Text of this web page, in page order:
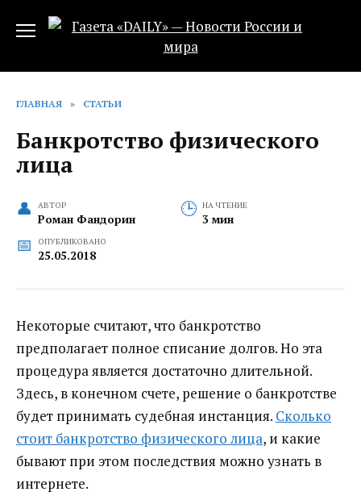
ГЛАВНАЯ » СТАТЬИ
Банкротство физического
лица
АВТОР
Роман Фандорин
НА ЧТЕНИЕ
3 мин
ОПУБЛИКОВАНО
25.05.2018
Некоторые считают, что банкротство
предполагает полное списание долгов. Но эта
процедура является достаточно длительной.
Здесь, в конечном счете, решение о банкротстве
будет принимать судебная инстанция. Сколько
стоит банкротство физического лица, и какие
бывают при этом последствия можно узнать в
интернете.